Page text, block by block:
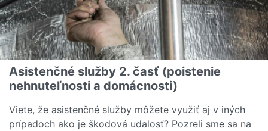
Asistenčné služby 2. časť (poistenie
nehnuteľnosti a domácnosti)
Viete, že asistenčné služby môžete využiť aj v iných
prípadoch ako je škodová udalosť? Pozreli sme sa na